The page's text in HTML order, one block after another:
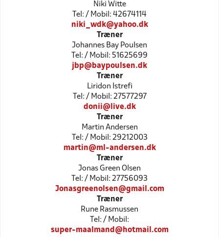
Niki Witte
Tel: / Mobil: 42674114
niki_wdk@yahoo.dk
Træner
Johannes Bay Poulsen
Tel: / Mobil: 51625699
jbp@baypoulsen.dk
Træner
Liridon Istrefi
Tel: / Mobil: 27577297
donii@live.dk
Træner
Martin Andersen
Tel: / Mobil: 29212003
martin@ml-andersen.dk
Træner
Jonas Green Olsen
Tel: / Mobil: 27756093
Jonasgreenolsen@gmail.com
Træner
Rune Rasmussen
Tel: / Mobil:
super-maalmand@hotmail.com